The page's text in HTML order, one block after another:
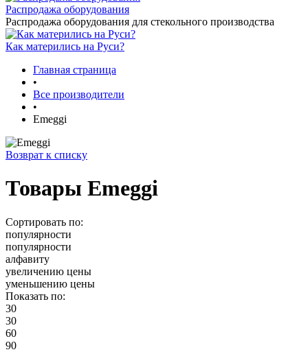
Распродажа оборудования
Распродажа оборудования для стекольного производства
Как матерились на Руси?
Главная страница
•
Все производители
•
Emeggi
Возврат к списку
Товары Emeggi
Сортировать по:
популярности
популярности
алфавиту
увеличению цены
уменьшению цены
Показать по:
30
30
60
90